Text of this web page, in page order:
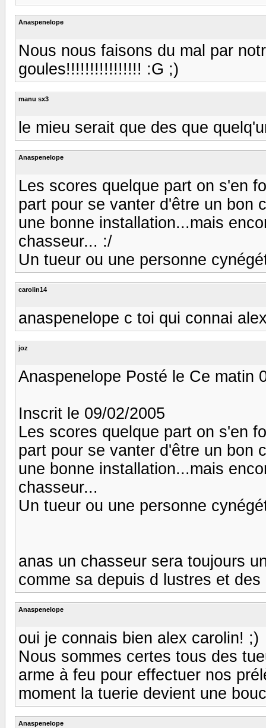
Anaspenelope
Nous nous faisons du mal par
goules!!!!!!!!!!!!!!!! :G ;)
manu sx3
le mieu serait que des que
Anaspenelope
Les scores quelque part on s'en
part pour se vanter d'être un bon
une bonne installation...mais
chasseur... :/
Un tueur ou une personne
carolin14
anaspenelope c toi qui connai
joz
Anaspenelope Posté le Ce matin
Inscrit le 09/02/2005
Les scores quelque part on s'en
part pour se vanter d'être un bon
une bonne installation...mais
chasseur...
Un tueur ou une personne
anas un chasseur sera toujours
comme sa depuis d lustres et
Anaspenelope
oui je connais bien alex carolin! ;)
Nous sommes certes tous des
arme à feu pour effectuer nos
moment la tuerie devient une
Anaspenelope